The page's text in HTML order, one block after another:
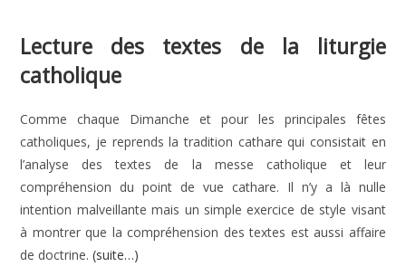
Lecture des textes de la liturgie
catholique
Comme chaque Dimanche et pour les principales fêtes
catholiques, je reprends la tradition cathare qui consistait en
l’analyse des textes de la messe catholique et leur
compréhension du point de vue cathare. Il n’y a là nulle
intention malveillante mais un simple exercice de style visant
à montrer que la compréhension des textes est aussi affaire
de doctrine.(suite…)